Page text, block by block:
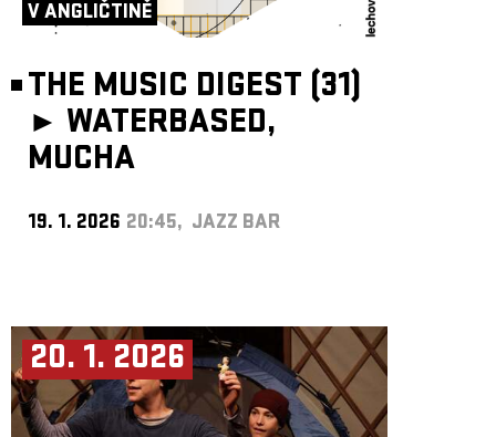
V ANGLIČTINĚ
THE MUSIC DIGEST (31)
► WATERBASED,
MUCHA
19. 1. 2026 20:45, JAZZ BAR
20. 1. 2026